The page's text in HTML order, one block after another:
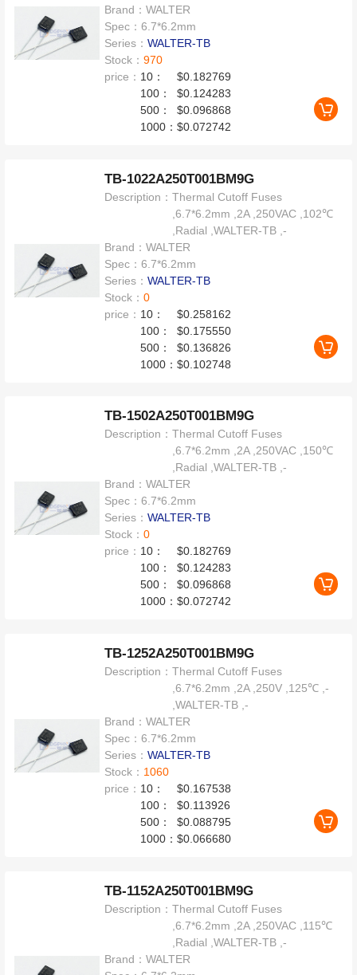
Brand：WALTER
Spec：6.7*6.2mm
Series：WALTER-TB
Stock：970
price： 10：
$0.182769
100：
$0.124283
500：
$0.096868
1000：$0.072742
TB-1022A250T001BM9G
Description：Thermal Cutoff Fuses
,6.7*6.2mm ,2A ,250VAC ,102℃
,Radial ,WALTER-TB ,-
Brand：WALTER
Spec：6.7*6.2mm
Series：WALTER-TB
Stock：0
price： 10：
$0.258162
100：
$0.175550
500：
$0.136826
1000：$0.102748
TB-1502A250T001BM9G
Description：Thermal Cutoff Fuses
,6.7*6.2mm ,2A ,250VAC ,150℃
,Radial ,WALTER-TB ,-
Brand：WALTER
Spec：6.7*6.2mm
Series：WALTER-TB
Stock：0
price： 10：
$0.182769
100：
$0.124283
500：
$0.096868
1000：$0.072742
TB-1252A250T001BM9G
Description：Thermal Cutoff Fuses
,6.7*6.2mm ,2A ,250V ,125℃ ,-
,WALTER-TB ,-
Brand：WALTER
Spec：6.7*6.2mm
Series：WALTER-TB
Stock： 1060
price： 10：
$0.167538
100：
$0.113926
500：
$0.088795
1000：$0.066680
TB-1152A250T001BM9G
Description：Thermal Cutoff Fuses
,6.7*6.2mm ,2A ,250VAC ,115℃
,Radial ,WALTER-TB ,-
Brand：WALTER